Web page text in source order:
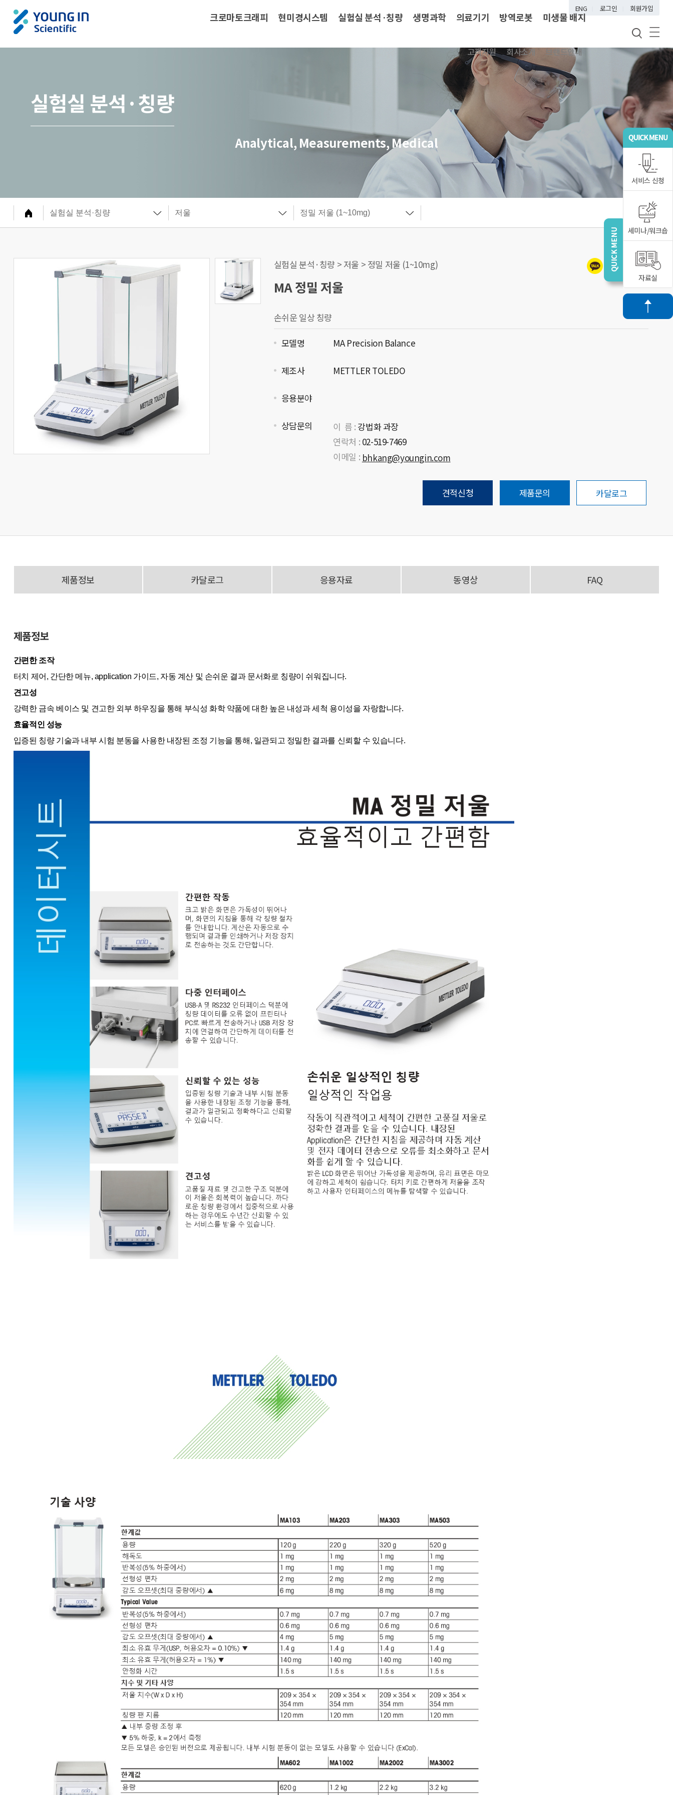
ENG 로그인 회원가입
크로마토크래피 현미경시스템 실험실 분석·칭량 생명과학 의료기기 방역로봇 미생물 배지
브랜드안내
회사소개
고객지원
서비스 신청
세미나/워크숍
자료실
실험실 분석·칭량
Analytical, Measurements, Medical
실험실 분석·칭량 > 저울 > 정밀 저울 (1~10mg)
MA 정밀 저울
손쉬운 일상 칭량
모델명 MA Precision Balance
제조사 METTLER TOLEDO
응용분야
상담문의 이 름 : 강법화 과장
연락처 : 02-519-7469
이메일 : bhkang@youngin.com
견적신청 제품문의 카달로그
제품정보 카달로그 응용자료 동영상 FAQ
제품정보
간편한 조작
터치 제어, 간단한 메뉴, application 가이드, 자동 계산 및 손쉬운 결과 문서화로 칭량이 쉬워집니다.
견고성
강력한 금속 베이스 및 견고한 외부 하우징을 통해 부식성 화학 약품에 대한 높은 내성과 세척 용이성을 자랑합니다.
효율적인 성능
입증된 칭량 기술과 내부 시험 분동을 사용한 내장된 조정 기능을 통해, 일관되고 정밀한 결과를 신뢰할 수 있습니다.